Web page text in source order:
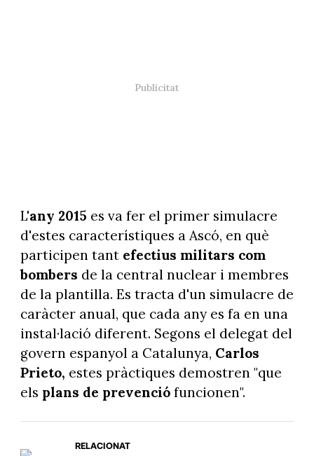
L'any 2015 es va fer el primer simulacre
d'estes característiques a Ascó, en què
participen tant efectius militars com
bombers de la central nuclear i membres
de la plantilla. Es tracta d'un simulacre de
caràcter anual, que cada any es fa en una
instal·lació diferent. Segons el delegat del
govern espanyol a Catalunya, Carlos
Prieto, estes pràctiques demostren "que
els plans de prevenciófuncionen".
RELACIONAT